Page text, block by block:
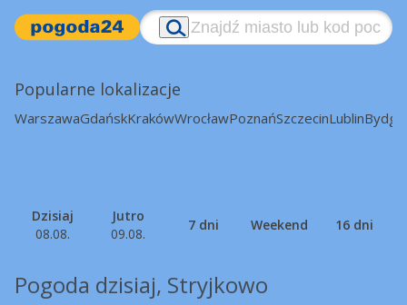
Popularne lokalizacje
WarszawaGdańskKrakówWrocławPoznańSzczecinLublin
Dzisiaj
08.08.
Jutro
09.08.
7 dni Weekend 16 dni
Pogoda dzisiaj, Stryjkowo